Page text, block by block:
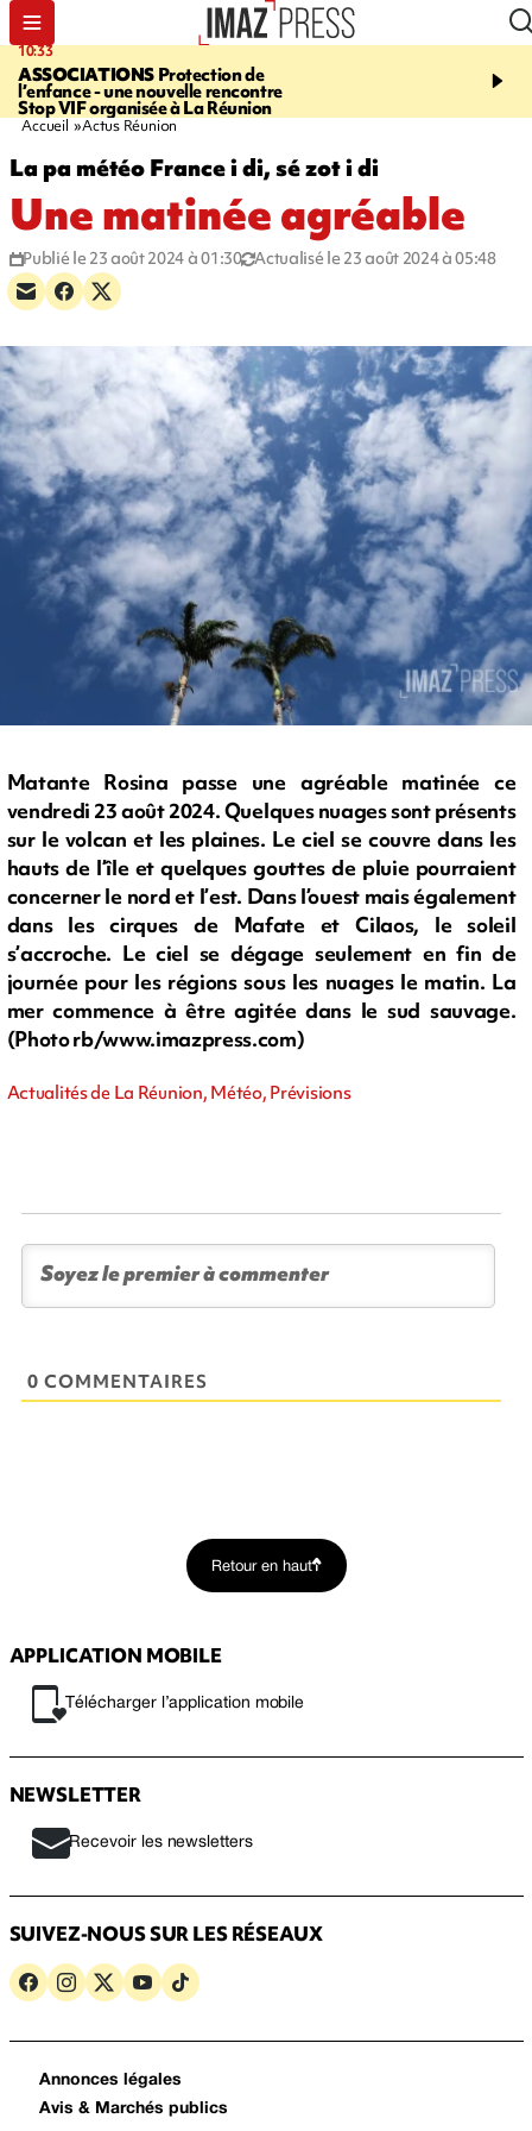
10:33
ASSOCIATIONSProtection de
l’enfance - une nouvelle rencontre
Stop VIF organisée à La Réunion
15:03
Vaste feu
l'ouest du pays, 20.000
Accueil Actus Réunion
La pa météo France i di, sé zot i di
Une matinée agréable
Publié le 23 août 2024 à 01:30 Actualisé le 23 août 2024 à 05:48
Matante Rosina passe une agréable matinée ce
vendredi 23 août 2024. Quelques nuages sont présents
sur le volcan et les plaines. Le ciel se couvre dans les
hauts de l’île et quelques gouttes de pluie pourraient
concerner le nord et l’est. Dans l’ouest mais également
dans les cirques de Mafate et Cilaos, le soleil
s’accroche. Le ciel se dégage seulement en fin de
journée pour les régions sous les nuages le matin. La
mer commence à être agitée dans le sud sauvage.
(Photo rb/www.imazpress.com)
Actualités de La Réunion, Météo, Prévisions
0 COMMENTAIRES
Retour en haut
APPLICATION MOBILE
Télécharger l’application mobile
NEWSLETTER
Recevoir les newsletters
SUIVEZ-NOUS SUR LES RÉSEAUX
Annonces légales
Avis & Marchés publics